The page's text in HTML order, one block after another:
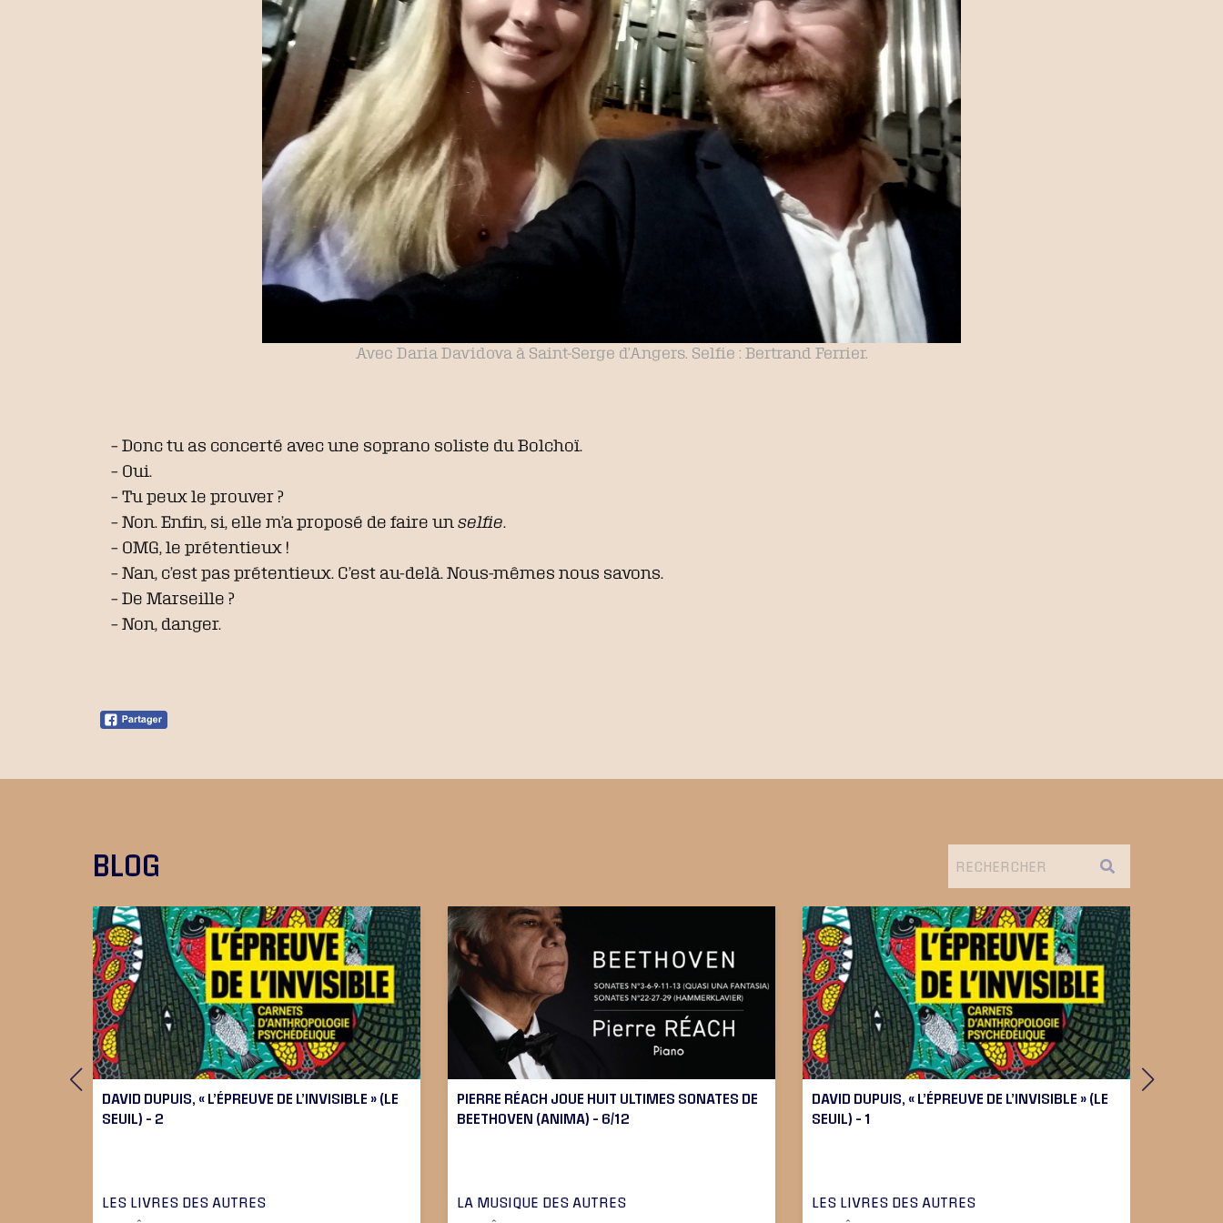
Avec Daria Davidova à Saint-Serge d’Angers. Selfie : Bertrand Ferrier.
– Donc tu as concerté avec une soprano soliste du Bolchoï.
– Oui.
– Tu peux le prouver ?
– Non. Enfin, si, elle m’a proposé de faire un selfie.
– OMG, le prétentieux !
– Nan, c’est pas prétentieux. C’est au-delà. Nous-mêmes nous savons.
– De Marseille ?
– Non, danger.
BLOG
DAVID DUPUIS, « L’ÉPREUVE DE L’INVISIBLE » (LE
SEUIL) – 2
LES LIVRES DES AUTRES
PIERRE RÉACH JOUE HUIT ULTIMES SONATES DE
BEETHOVEN (ANIMA) – 6/12
LA MUSIQUE DES AUTRES
DAVID DUPUIS, « L’ÉPREUVE DE L’INVISIBLE » (LE
SEUIL) – 1
LES LIVRES DES AUTRES